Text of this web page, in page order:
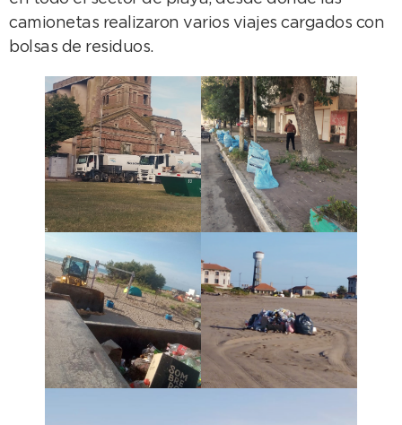
camionetas realizaron varios viajes cargados con
bolsas de residuos.